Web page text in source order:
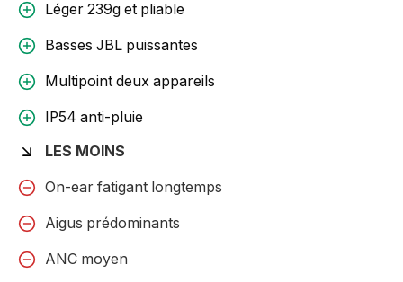
Léger 239g et pliable
Basses JBL puissantes
Multipoint deux appareils
IP54 anti-pluie
LES MOINS
On-ear fatigant longtemps
Aigus prédominants
ANC moyen